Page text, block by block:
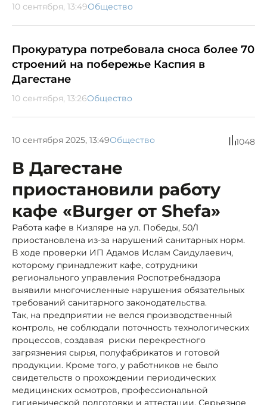
10 сентября, 13:49Общество
Прокуратура потребовала сноса более 70
строений на побережье Каспия в
Дагестане
10 сентября, 13:26Общество
10 сентября 2025, 13:49Общество 1048
В Дагестане
приостановили работу
кафе «Burger от Shefa»
Работа кафе в Кизляре на ул. Победы, 50/1
приостановлена из-за нарушений санитарных норм.
В ходе проверки ИП Адамов Ислам Саидулаевич,
которому принадлежит кафе, сотрудники
регионального управления Роспотребнадзора
выявили многочисленные нарушения обязательных
требований санитарного законодательства.
Так, на предприятии не велся производственный
контроль, не соблюдали поточность технологических
процессов, создавая риски перекрестного
загрязнения сырья, полуфабрикатов и готовой
продукции. Кроме того, у работников не было
свидетельств о прохождении периодических
медицинских осмотров, профессиональной
гигиенической подготовки и аттестации. Серьезное